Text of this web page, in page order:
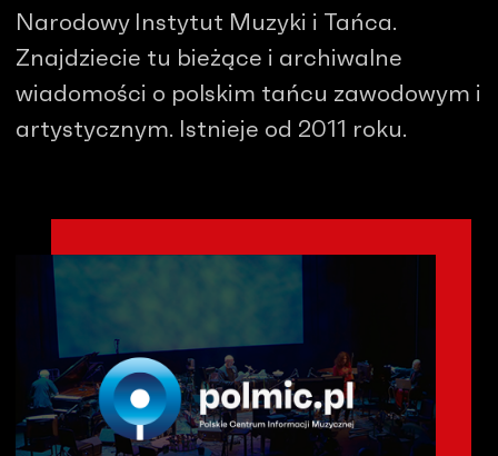
Narodowy Instytut Muzyki i Tańca.
Znajdziecie tu bieżące i archiwalne
wiadomości o polskim tańcu zawodowym i
artystycznym. Istnieje od 2011 roku.